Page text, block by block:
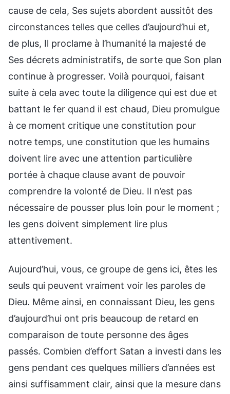
cause de cela, Ses sujets abordent aussitôt des
circonstances telles que celles d’aujourd’hui et,
de plus, Il proclame à l’humanité la majesté de
Ses décrets administratifs, de sorte que Son plan
continue à progresser. Voilà pourquoi, faisant
suite à cela avec toute la diligence qui est due et
battant le fer quand il est chaud, Dieu promulgue
à ce moment critique une constitution pour
notre temps, une constitution que les humains
doivent lire avec une attention particulière
portée à chaque clause avant de pouvoir
comprendre la volonté de Dieu. Il n’est pas
nécessaire de pousser plus loin pour le moment ;
les gens doivent simplement lire plus
attentivement.
Aujourd’hui, vous, ce groupe de gens ici, êtes les
seuls qui peuvent vraiment voir les paroles de
Dieu. Même ainsi, en connaissant Dieu, les gens
d’aujourd’hui ont pris beaucoup de retard en
comparaison de toute personne des âges
passés. Combien d’effort Satan a investi dans les
gens pendant ces quelques milliers d’années est
ainsi suffisamment clair, ainsi que la mesure dans